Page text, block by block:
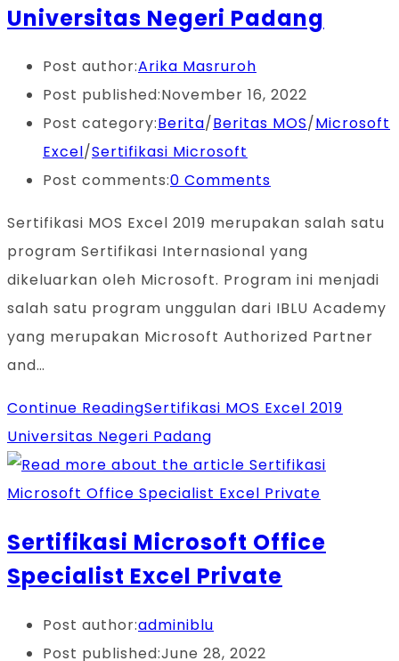
Universitas Negeri Padang
Post author:Arika Masruroh
Post published:November 16, 2022
Post category:Berita/Beritas MOS/Microsoft
Excel/Sertifikasi Microsoft
Post comments:0 Comments
Sertifikasi MOS Excel 2019 merupakan salah satu
program Sertifikasi Internasional yang
dikeluarkan oleh Microsoft. Program ini menjadi
salah satu program unggulan dari IBLU Academy
yang merupakan Microsoft Authorized Partner
and…
Continue ReadingSertifikasi MOS Excel 2019
Universitas Negeri Padang
Sertifikasi Microsoft Office
Specialist Excel Private
Post author:adminiblu
Post published:June 28, 2022